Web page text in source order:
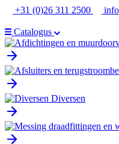
Ga
de
inhoud
+31 (0)26 311 2500
Catalogus
Diversen